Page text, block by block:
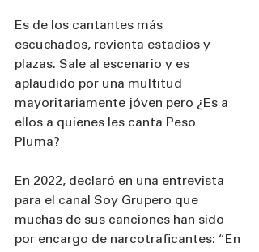
Es de los cantantes más
escuchados, revienta estadios y
plazas. Sale al escenario y es
aplaudido por una multitud
mayoritariamente jóven pero ¿Es a
ellos a quienes les canta Peso
Pluma?
En 2022, declaró en una entrevista
para el canal Soy Grupero que
muchas de sus canciones han sido
por encargo de narcotraficantes: “En